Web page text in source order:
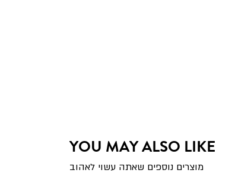
YOU MAY ALSO LIKE
מוצרים נוספים שאתה עשוי לאהוב